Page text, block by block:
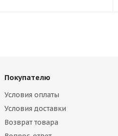
Покупателю
Условия оплаты
Условия доставки
Возврат товара